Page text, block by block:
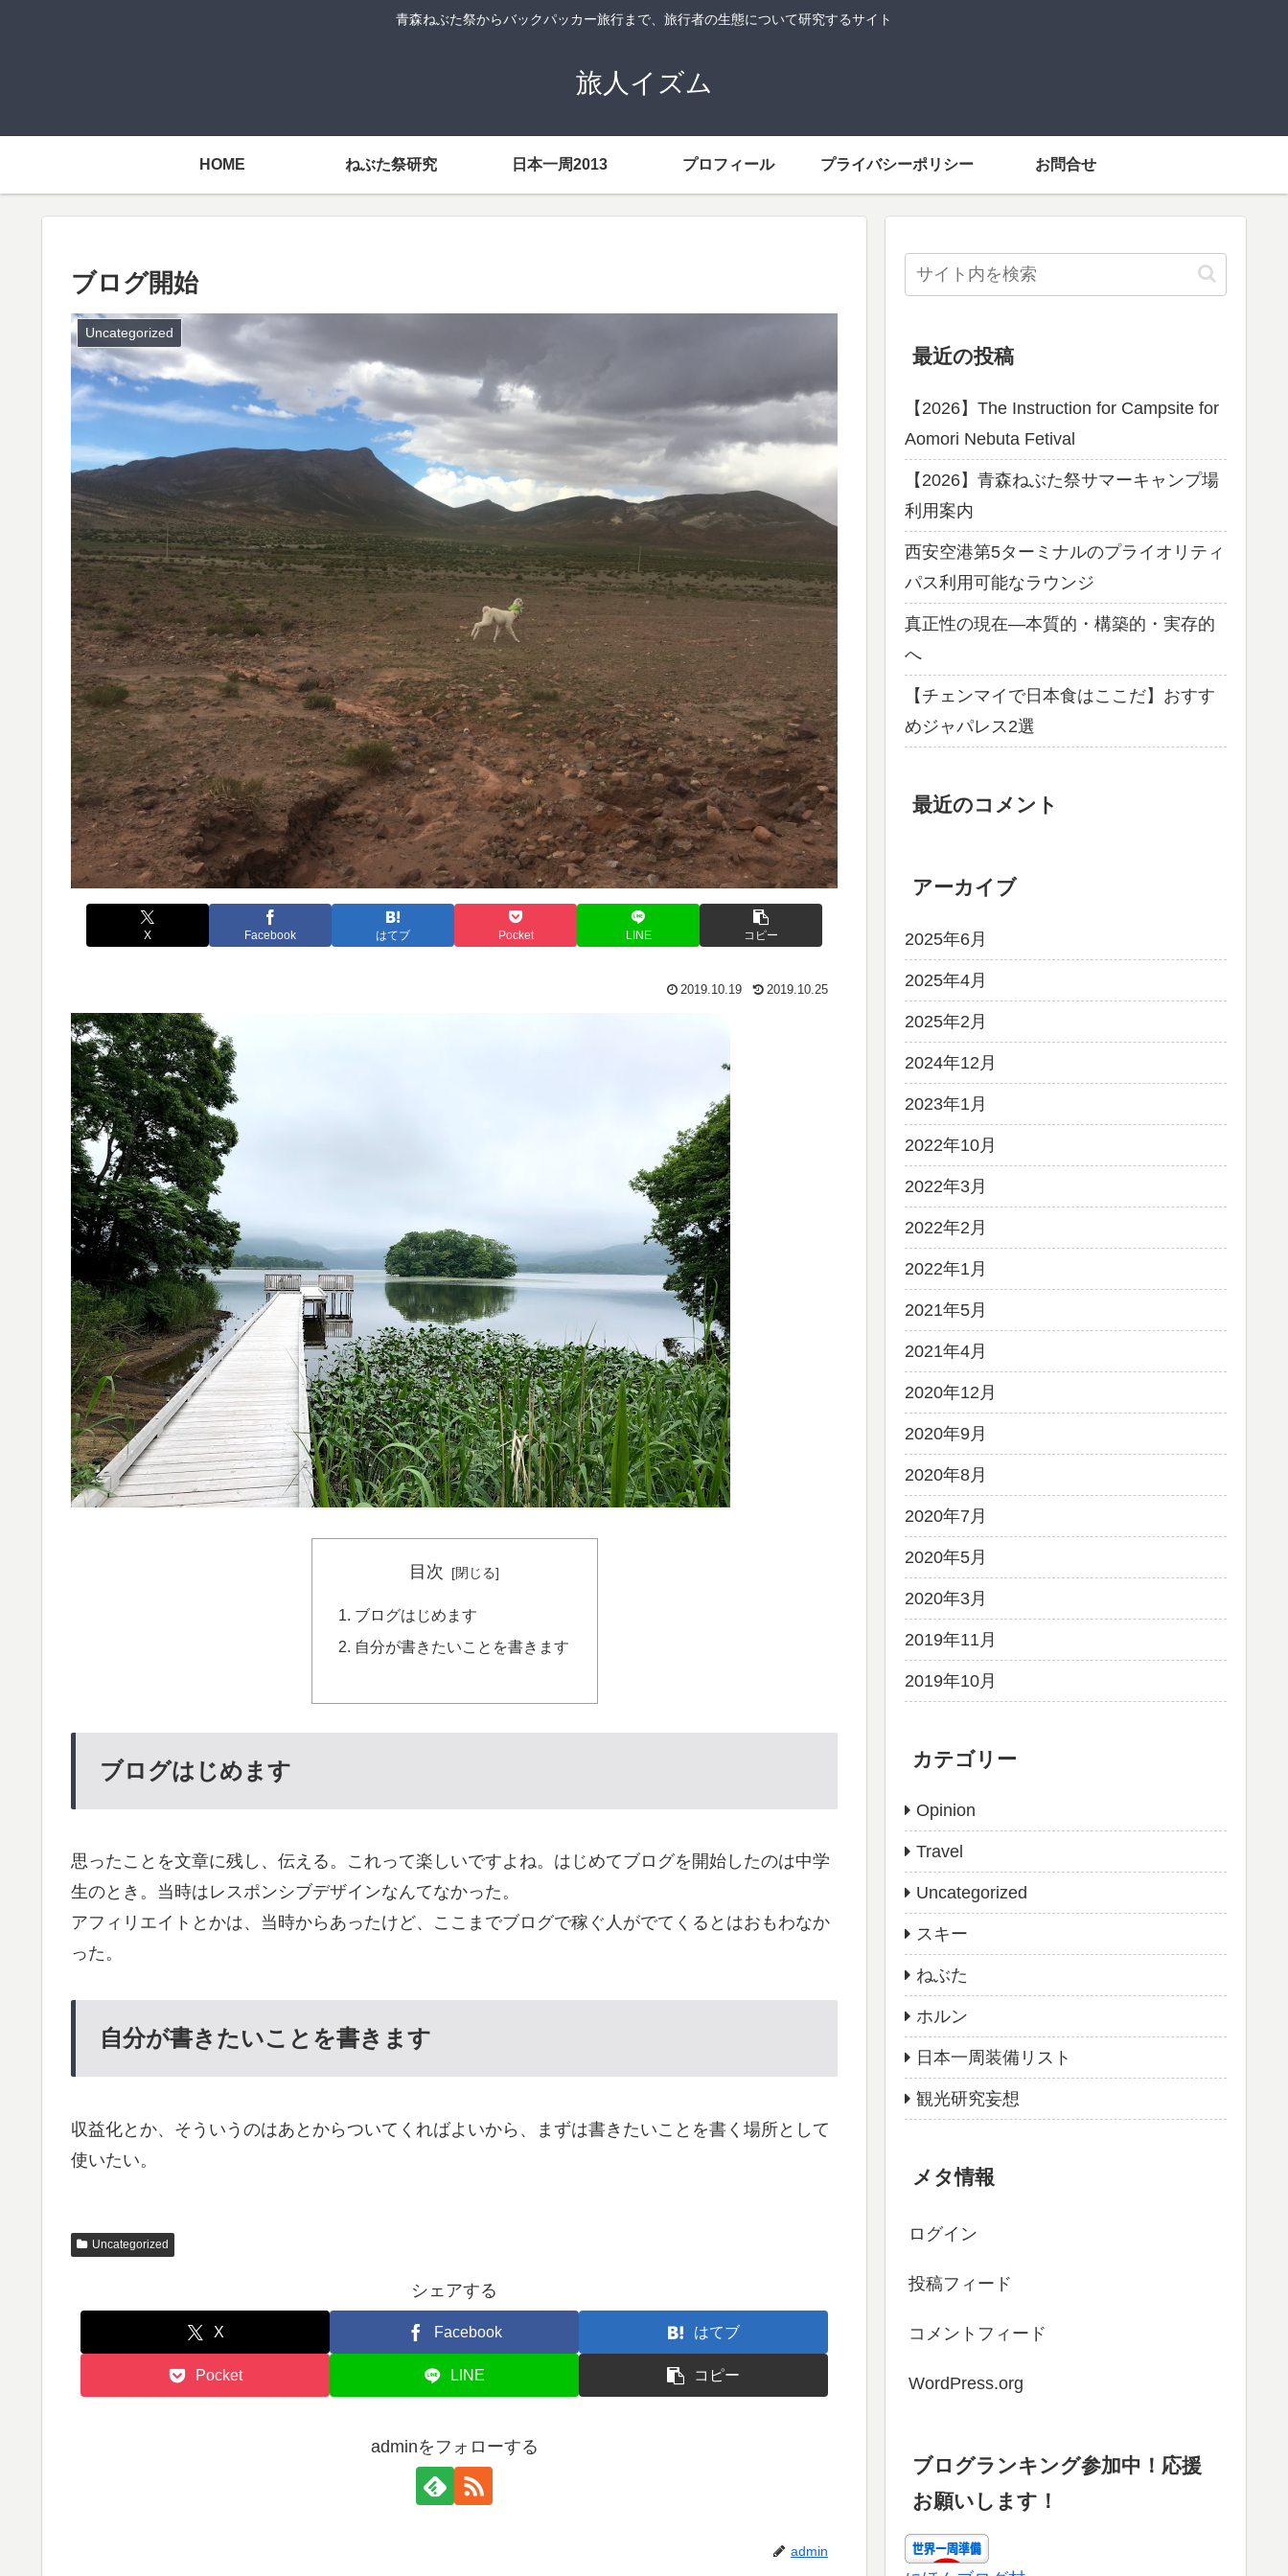
青森ねぶた祭からバックパッカー旅行まで、旅行者の生態について研究するサイト
旅人イズム
HOME ねぶた祭研究 日本一周2013 プロフィール プライバシーポリシー お問合せ
ブログ開始
Uncategorized
X Facebook はてブ Pocket LINE コピー
2019.10.19 2019.10.25
目次
ブログはじめます
自分が書きたいことを書きます
ブログはじめます
思ったことを文章に残し、伝える。これって楽しいですよね。はじめてブログを開始したのは中学
生のとき。当時はレスポンシブデザインなんてなかった。
アフィリエイトとかは、当時からあったけど、ここまでブログで稼ぐ人がでてくるとはおもわなか
った。
自分が書きたいことを書きます
収益化とか、そういうのはあとからついてくればよいから、まずは書きたいことを書く場所として
使いたい。
Uncategorized
シェアする
X Facebook はてブ
Pocket LINE コピー
adminをフォローする
admin
最近の投稿
【2026】The Instruction for Campsite for
Aomori Nebuta Fetival
【2026】青森ねぶた祭サマーキャンプ場
利用案内
西安空港第5ターミナルのプライオリティ
パス利用可能なラウンジ
真正性の現在―本質的・構築的・実存的
へ
【チェンマイで日本食はここだ】おすす
めジャパレス2選
最近のコメント
アーカイブ
2025年6月
2025年4月
2025年2月
2024年12月
2023年1月
2022年10月
2022年3月
2022年2月
2022年1月
2021年5月
2021年4月
2020年12月
2020年9月
2020年8月
2020年7月
2020年5月
2020年3月
2019年11月
2019年10月
カテゴリー
Opinion
Travel
Uncategorized
スキー
ねぶた
ホルン
日本一周装備リスト
観光研究妄想
メタ情報
ログイン
投稿フィード
コメントフィード
WordPress.org
ブログランキング参加中！応援
お願いします！